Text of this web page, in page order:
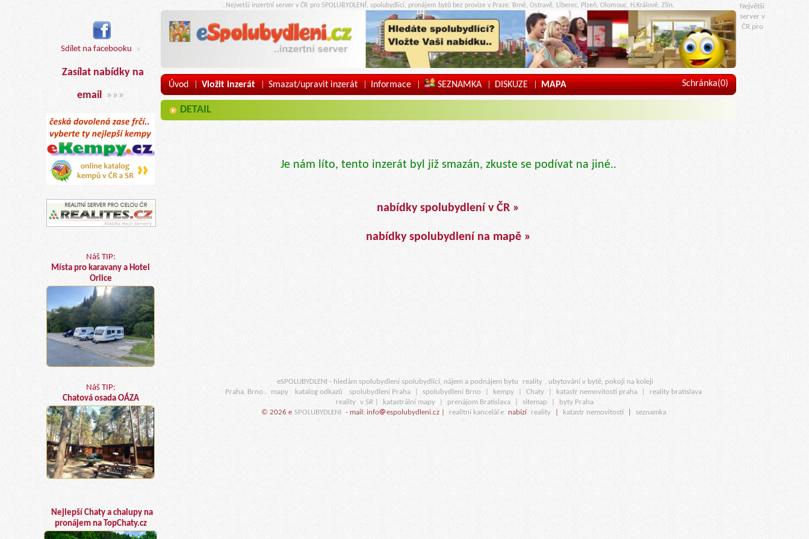
Sdílet na facebooku »
Zasílat nabídky na
email »»»
Náš TIP:
Místa pro karavany a Hotel
Orlice
Náš TIP:
Chatová osada OÁZA
Nejlepší Chaty a chalupy na
pronájem na TopChaty.cz
..Nejvetší inzertní server v ČR pro SPOLUBYDLENÍ, spolubydlící, pronájem bytů bez provize v Praze, Brně, Ostravě, Liberec, Plzeň, Olomouc, H.Králové, Zlín.
Úvod | Vložit inzerát | Smazat/upravit inzerát | Informace | SEZNAMKA | DISKUZE | MAPA Schránka(0)
DETAIL
Je nám líto, tento inzerát byl již smazán, zkuste se podívat na jiné..
nabídky spolubydlení v ČR »
nabídky spolubydlení na mapě »
Největší
server v
ČR pro
eSPOLUBYDLENI - hledám spolubydlení spolubydlící, nájem a podnájem bytu reality
, ubytování v bytě, pokoji na koleji
Praha, Brno..
mapy katalog odkazů spolubydlení Praha spolubydlení Brno kempy Chaty katastr nemovitostí praha
reality bratislava
reality v SR | katastrální mapy prenájom Bratislava sitemap
byty Praha
© 2026 e SPOLUBYDLENI - mail: info espolubydleni.cz | realitní kanceláře nabízí reality katastr nemovitostí seznamka